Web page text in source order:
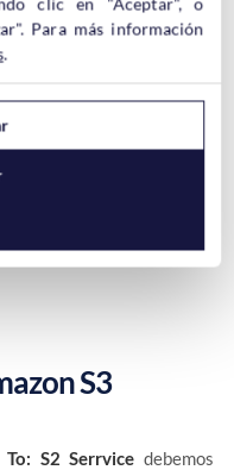
podéis dejarla como está
otro email
deberemos indicar
la copia de seguridad
S3
To: S2 Serrvice debemos
Para más información
.